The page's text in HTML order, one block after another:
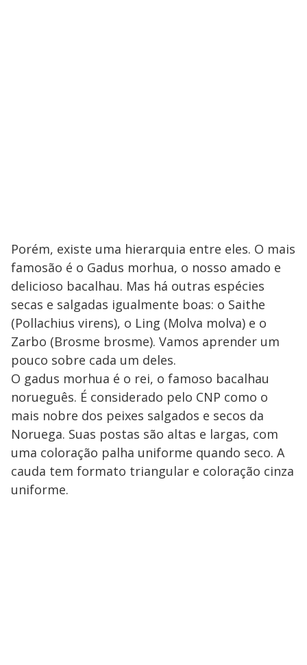
Porém, existe uma hierarquia entre eles. O mais
famosão é o Gadus morhua, o nosso amado e
delicioso bacalhau. Mas há outras espécies
secas e salgadas igualmente boas: o Saithe
(Pollachius virens), o Ling (Molva molva) e o
Zarbo (Brosme brosme). Vamos aprender um
pouco sobre cada um deles.
O gadus morhua é o rei, o famoso bacalhau
norueguês. É considerado pelo CNP como o
mais nobre dos peixes salgados e secos da
Noruega. Suas postas são altas e largas, com
uma coloração palha uniforme quando seco. A
cauda tem formato triangular e coloração cinza
uniforme.